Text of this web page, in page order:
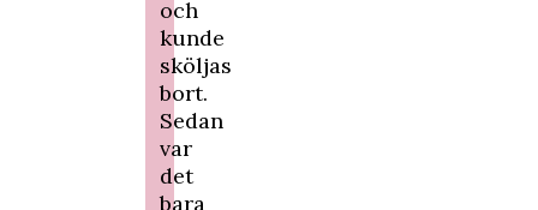
och
kunde
sköljas
bort.
Sedan
var
det
bara